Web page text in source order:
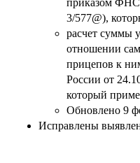
приказом
3/577@),
расчет суммы
отношении
прицепов к
России от
который
Обновлено 9
Исправлены